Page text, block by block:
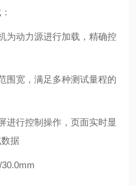
为动力源进行加载，精确控
围宽，满足多种测试量程的
进行控制操作，页面实时显
据